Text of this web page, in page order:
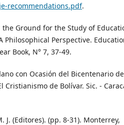
recommendations.pdf.
the Ground for the Study of
Perspective.
Book, N° 7, 37-49.
con Ocasión del Bicentenario
Cristianismo de Bolívar. Sic. -
J. (Editores). (pp. 8-31). Monterrey,